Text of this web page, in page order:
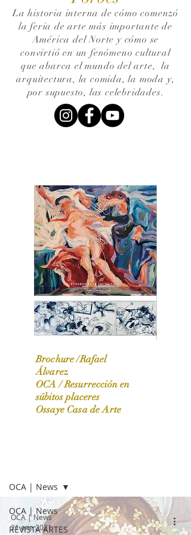
La historia interna de cómo comenzó
la feria de arte más importante de
América del Norte y cómo se
convirtió en un fenómeno cultural
que abarca el mundo del arte,la
arquitectura, la comida, la moda y,
por supuesto, las celebridades.
OCA|News 31 / Marzo-Abril / 2024
Brochure /Rafael
Álvarez
OCA /Resurrección en
súbitos placeres
Ossaye Casa de Arte
OCA | News
REVISTA ARTES
OCA | News
OCA | News
21 ene 2021